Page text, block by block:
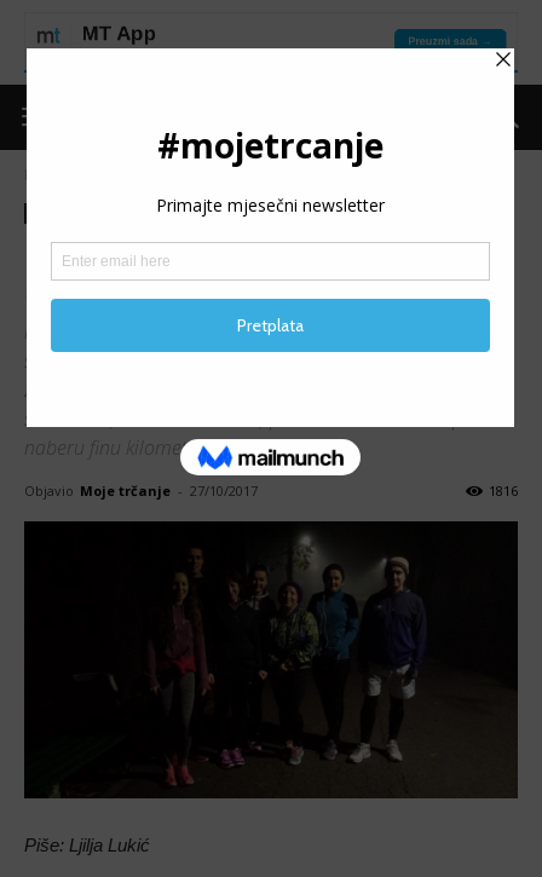
Ostalo
Moja ekipa iz parka
Više puta smo pisali o tome zašto je dobro trčanje u grupi,
koliko je motivišuće, pa gotovo i terapeutsko, naročito ako
se nađe grupa koja je sličnih interesovanja, pa im onda
zajednički treninzi dođu kao najopušteniji dio dana, i tih
sat ili dva (ako se trči dužina) pretresu sve teme i usput
naberu finu kilometražu.
Objavio Moje trčanje - 27/10/2017 1816
Piše: Ljilja Lukić